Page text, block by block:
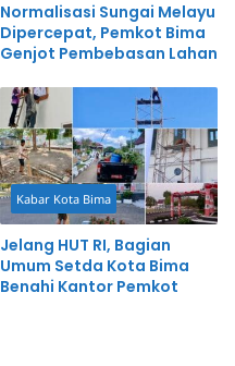
Normalisasi Sungai Melayu
Dipercepat, Pemkot Bima
Genjot Pembebasan Lahan
Kabar Kota Bima
Jelang HUT RI, Bagian
Umum Setda Kota Bima
Benahi Kantor Pemkot